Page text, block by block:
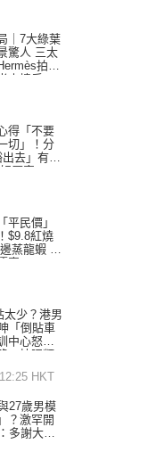
｜7大綠葉
驚人 三太
拍劇
山樓后
得「不要
切」！分
去」有著
厲害
平民價」
$9.8紅燒
蒸龍蝦 3
惠
太少？港男
「倒貼車
中心怒轟
：揀呢類
HKT
27歲男模
？激罕開
多謝大家